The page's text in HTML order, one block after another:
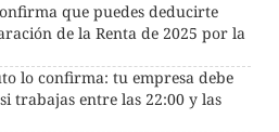
que puedes deducirte
de la Renta de 2025 por la
lo confirma: tu empresa debe
trabajas entre las 22:00 y las